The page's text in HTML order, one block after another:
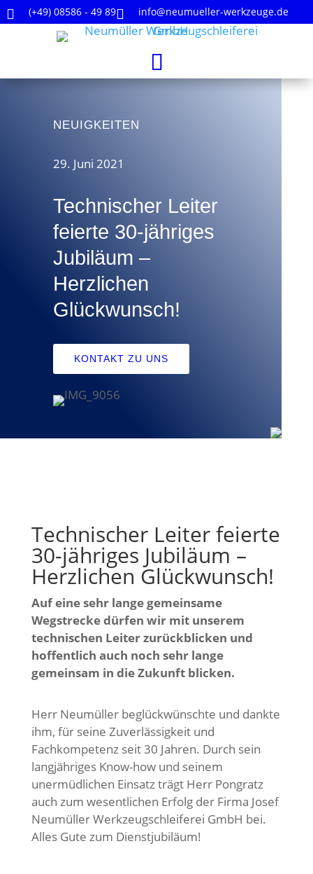
 (+49) 08586 - 49 89 info@neumueller-werkzeuge.de
NEUIGKEITEN
29. Juni 2021
Technischer Leiter
feierte 30-jähriges
Jubiläum –
Herzlichen
Glückwunsch!
KONTAKT ZU UNS
Technischer Leiter feierte
30-jähriges Jubiläum –
Herzlichen Glückwunsch!
Auf eine sehr lange gemeinsame
Wegstrecke dürfen wir mit unserem
technischen Leiter zurückblicken und
hoffentlich auch noch sehr lange
gemeinsam in die Zukunft blicken.
Herr Neumüller beglückwünschte und dankte
ihm, für seine Zuverlässigkeit und
Fachkompetenz seit 30 Jahren. Durch sein
langjähriges Know-how und seinem
unermüdlichen Einsatz trägt Herr Pongratz
auch zum wesentlichen Erfolg der Firma Josef
Neumüller Werkzeugschleiferei GmbH bei.
Alles Gute zum Dienstjubiläum!